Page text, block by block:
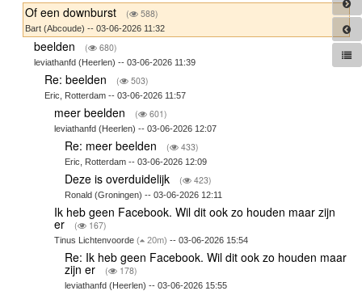
Of een downburst ( 588)
Bart (Abcoude) -- 03-06-2026 11:32
beelden ( 680)
leviathanfd (Heerlen) -- 03-06-2026 11:39
Re: beelden ( 503)
Eric, Rotterdam -- 03-06-2026 11:57
meer beelden ( 601)
leviathanfd (Heerlen) -- 03-06-2026 12:07
Re: meer beelden ( 433)
Eric, Rotterdam -- 03-06-2026 12:09
Deze is overduidelijk ( 423)
Ronald (Groningen) -- 03-06-2026 12:11
Ik heb geen Facebook. Wil dit ook zo houden maar zijn
er ( 167)
Tinus Lichtenvoorde( 20m) -- 03-06-2026 15:54
Re: Ik heb geen Facebook. Wil dit ook zo houden maar
zijn er ( 178)
leviathanfd (Heerlen) -- 03-06-2026 15:55